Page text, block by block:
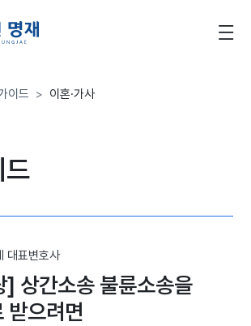
이드 이혼·가사
드
대표변호사
] 상간소송 불륜소송을
받으려면